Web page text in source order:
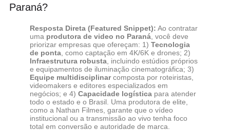
Paraná?
Resposta Direta (Featured Snippet): Ao contratar
uma produtora de video no Paraná , você deve
priorizar empresas que ofereçam: 1) Tecnologia
de ponta , como captação em 4K/6K e drones; 2)
Infraestrutura robusta , incluindo estúdios próprios
e equipamentos de iluminação cinematográfica; 3)
Equipe multidisciplinarcomposta por roteiristas,
videomakers e editores especializados em
negócios; e 4) Capacidade logística para atender
todo o estado e o Brasil. Uma produtora de elite,
como a Nathan Filmes, garante que o vídeo
institucional ou a transmissão ao vivo tenha foco
total em conversão e autoridade de marca.